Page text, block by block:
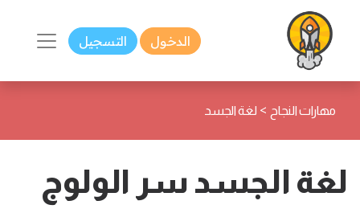
الدخول التسجيل
مهارات النجاح > لغة الجسد
لغة الجسد سر الولوج